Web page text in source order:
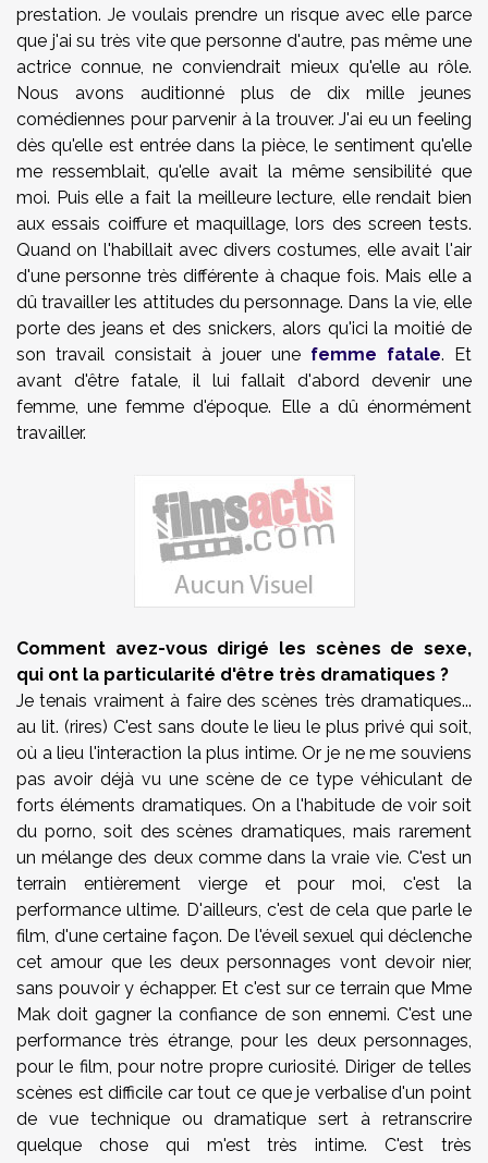
prestation. Je voulais prendre un risque avec elle parce
que j'ai su très vite que personne d'autre, pas même une
actrice connue, ne conviendrait mieux qu'elle au rôle.
Nous avons auditionné plus de dix mille jeunes
comédiennes pour parvenir à la trouver. J'ai eu un feeling
dès qu'elle est entrée dans la pièce, le sentiment qu'elle
me ressemblait, qu'elle avait la même sensibilité que
moi. Puis elle a fait la meilleure lecture, elle rendait bien
aux essais coiffure et maquillage, lors des screen tests.
Quand on l'habillait avec divers costumes, elle avait l'air
d'une personne très différente à chaque fois. Mais elle a
dû travailler les attitudes du personnage. Dans la vie, elle
porte des jeans et des snickers, alors qu'ici la moitié de
son travail consistait à jouer une femme fatale. Et
avant d'être fatale, il lui fallait d'abord devenir une
femme, une femme d'époque. Elle a dû énormément
travailler.
Comment avez-vous dirigé les scènes de sexe,
qui ont la particularité d'être très dramatiques ?
Je tenais vraiment à faire des scènes très dramatiques...
au lit. (rires) C'est sans doute le lieu le plus privé qui soit,
où a lieu l'interaction la plus intime. Or je ne me souviens
pas avoir déjà vu une scène de ce type véhiculant de
forts éléments dramatiques. On a l'habitude de voir soit
du porno, soit des scènes dramatiques, mais rarement
un mélange des deux comme dans la vraie vie. C'est un
terrain entièrement vierge et pour moi, c'est la
performance ultime. D'ailleurs, c'est de cela que parle le
film, d'une certaine façon. De l'éveil sexuel qui déclenche
cet amour que les deux personnages vont devoir nier,
sans pouvoir y échapper. Et c'est sur ce terrain que Mme
Mak doit gagner la confiance de son ennemi. C'est une
performance très étrange, pour les deux personnages,
pour le film, pour notre propre curiosité. Diriger de telles
scènes est difficile car tout ce que je verbalise d'un point
de vue technique ou dramatique sert à retranscrire
quelque chose qui m'est très intime. C'est très